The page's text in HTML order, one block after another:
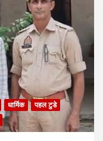
धार्मिक
पहल टुडे